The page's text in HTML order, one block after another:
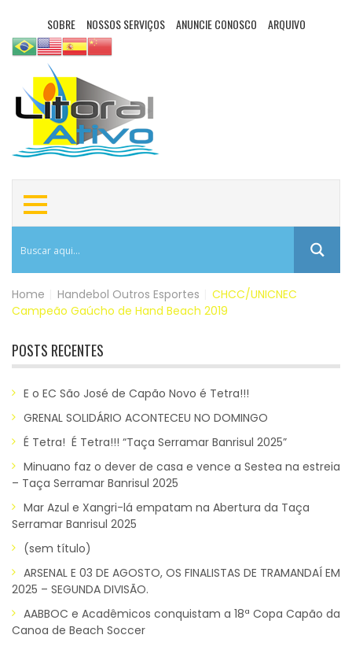
SOBRE NOSSOS SERVIÇOS ANUNCIE CONOSCO ARQUIVO
Home Handebol Outros Esportes
CHCC/UNICNEC
Campeão Gaúcho de Hand Beach 2019
POSTS RECENTES
E o EC São José de Capão Novo é Tetra!!!
GRENAL SOLIDÁRIO ACONTECEU NO DOMINGO
É Tetra! É Tetra!!! “Taça Serramar Banrisul 2025”
Minuano faz o dever de casa e vence a Sestea na estreia
– Taça Serramar Banrisul 2025
Mar Azul e Xangri-lá empatam na Abertura da Taça
Serramar Banrisul 2025
(sem título)
ARSENAL E 03 DE AGOSTO, OS FINALISTAS DE TRAMANDAÍ EM
2025 – SEGUNDA DIVISÃO.
AABBOC e Acadêmicos conquistam a 18ª Copa Capão da
Canoa de Beach Soccer